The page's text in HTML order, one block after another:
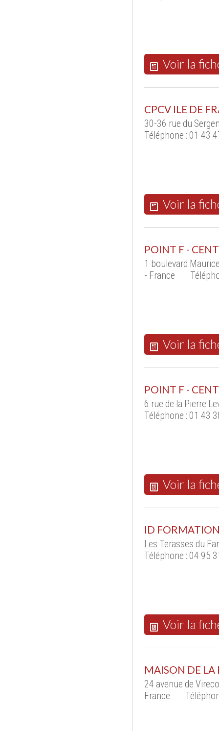
Voir la
CPCV ILE DE
30-36 rue du
Téléphone : 01 43
Voir la
POINT F -
1 boulevard
- France
Voir la
POINT F -
6 rue de la Pierre
Téléphone : 01 43
Voir la
ID
Les Terasses du
Téléphone : 04 95
Voir la
MAISON DE
24 avenue de
France